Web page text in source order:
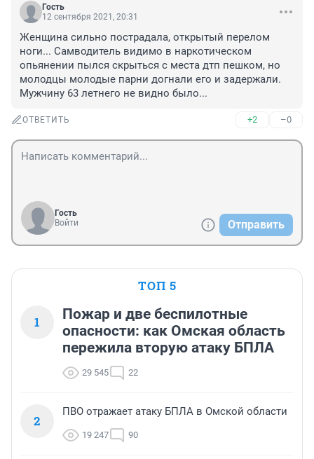
Гость
12 сентября 2021, 20:31
Женщина сильно пострадала, открытый перелом
ноги... Самводитель видимо в наркотическом
опьянении пылся скрыться с места дтп пешком, но
молодцы молодые парни догнали его и задержали.
Мужчину 63 летнего не видно было...
ОТВЕТИТЬ +2 –0
Гость
Войти
Отправить
ТОП 5
1
Пожар и две беспилотные
опасности: как Омская область
пережила вторую атаку БПЛА
29 545 22
2
ПВО отражает атаку БПЛА в Омской области
19 247 90